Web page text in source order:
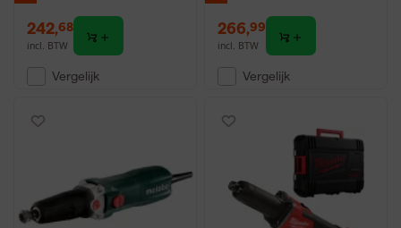
242,68
incl. BTW
Vergelijk
266,99
incl. BTW
Vergelijk